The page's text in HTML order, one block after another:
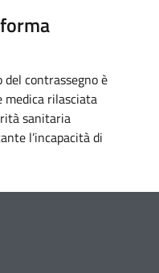
contrassegno è
medica rilasciata
sanitaria
l’incapacità di